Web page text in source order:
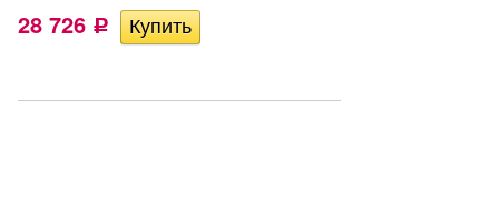
28 726 Р